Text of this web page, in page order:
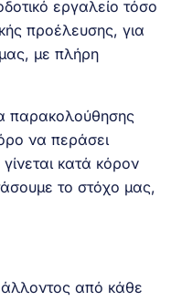
εργαλείο τόσο
προέλευσης, για
με πλήρη
παρακολούθησης
να περάσει
κατά κόρον
το στόχο μας,
από κάθε